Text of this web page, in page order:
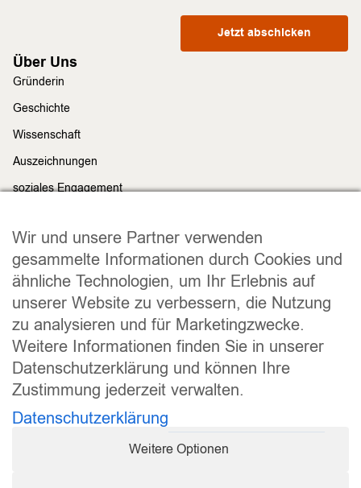
Jetzt abschicken
Über Uns
Gründerin
Geschichte
Wissenschaft
Auszeichnungen
soziales Engagement
Rechtliches
Impressum
Datenschutz
Widerrufsrecht
Allgemeine Geschäftsbedingungen
Versand und Lieferung
Zahlungsweisen
Barrierefreiheitserklärung
Wir und unsere Partner verwenden
gesammelte Informationen durch Cookies und
ähnliche Technologien, um Ihr Erlebnis auf
unserer Website zu verbessern, die Nutzung
zu analysieren und für Marketingzwecke.
Weitere Informationen finden Sie in unserer
Datenschutzerklärung und können Ihre
Zustimmung jederzeit verwalten.
Datenschutzerklärung
Weitere Optionen